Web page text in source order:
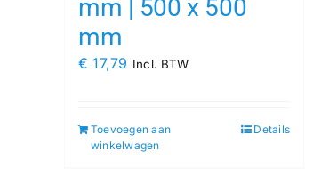
mm | 500 x 500
mm
€ 17,79 Incl. BTW
Toevoegen aan
winkelwagen
Details